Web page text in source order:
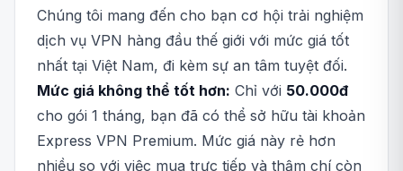
Chúng tôi mang đến cho bạn cơ hội trải nghiệm
dịch vụ VPN hàng đầu thế giới với mức giá tốt
nhất tại Việt Nam, đi kèm sự an tâm tuyệt đối.
Mức giá không thể tốt hơn: Chỉ với 50.000đ
cho gói 1 tháng, bạn đã có thể sở hữu tài khoản
Express VPN Premium. Mức giá này rẻ hơn
nhiều so với việc mua trực tiếp và thậm chí còn